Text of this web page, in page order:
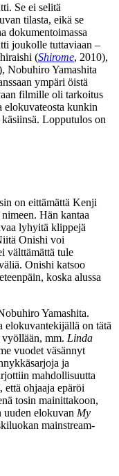
Se ei selitä
tilasta, eikä se
dokumentoimassa
joukolle tuttaviaan –
(Shirome, 2010),
Nobuhiro Yamashita
ympäri öistä
filmille oli tarkoitus
elokuvateosta kunkin
käsiinsä. Lopputulos on
on eittämättä Kenji
Hän kantaa
lyhyitä klippejä
Onishi voi
välttämättä tule
Onishi katsoo
koska alussa
Yamashita.
elokuvantekijällä on tätä
mm. Linda
vuodet väsännyt
ja
mahdollisuutta
ohjaaja epäröi
tosin mainittakoon,
uuden elokuvan My
mainstream-